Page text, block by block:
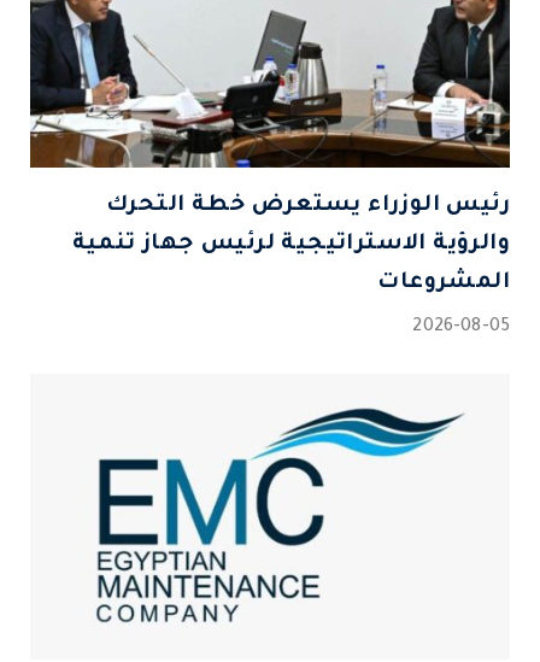
رئيس الوزراء يستعرض خطة التحرك
والرؤية الاستراتيجية لرئيس جهاز تنمية
المشروعات
2026-08-05